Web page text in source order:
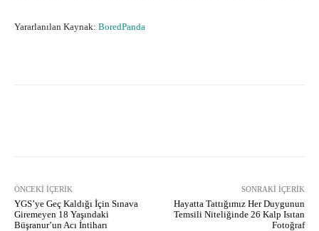
Yararlanılan Kaynak: BoredPanda
ÖNCEKI İÇERIK
YGS’ye Geç Kaldığı İçin Sınava
Giremeyen 18 Yaşındaki
Büşranur’un Acı İntiharı
SONRAKI İÇERIK
Hayatta Tattığımız Her Duygunun
Temsili Niteliğinde 26 Kalp Isıtan
Fotoğraf